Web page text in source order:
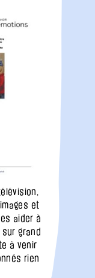
et
aider à
grand
à venir
rien